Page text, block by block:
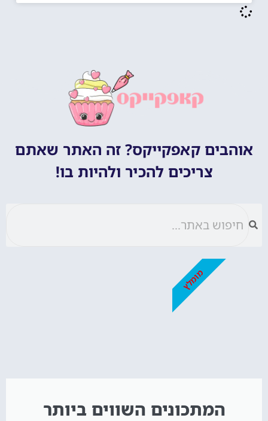
אוהבים קאפקייקס? זה האתר שאתם
צריכים להכיר ולהיות בו!
המתכונים השווים ביותר
מומלץ